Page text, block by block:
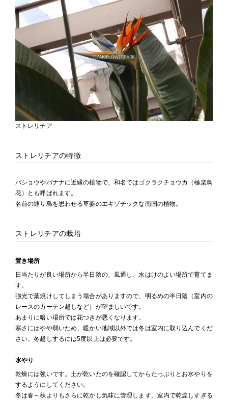
ストレリチア
ストレリチアの特徴
バショウやバナナに近縁の植物で、和名ではゴクラクチョウカ（極楽鳥
花）とも呼ばれます。
名前の通り鳥を思わせる草姿のエキゾチックな南国の植物。
ストレリチアの栽培
置き場所
日当たりが良い場所から半日陰の、風通し、水はけのよい場所で育てま
す。
強光で葉焼けしてしまう場合がありますので、明るめの半日陰（室内の
レースのカーテン越しなど）が望ましいです。
あまりに暗い場所では花つきが悪くなります。
寒さにはやや弱いため、暖かい地域以外では冬は室内に取り込んでくだ
さい。冬越しするには5度以上は必要です。
水やり
乾燥には強いです。土が乾いたのを確認してからたっぷりとお水やりを
するようにしてください。
冬は春～秋よりもさらに乾かし気味に管理します。室内で乾燥しすぎる